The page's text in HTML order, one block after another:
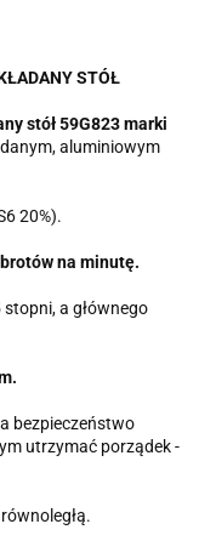
STÓŁ
stół 59G823 marki
aluminiowym
20%).
na minutę.
a głównego
bezpieczeństwo
utrzymać porządek -